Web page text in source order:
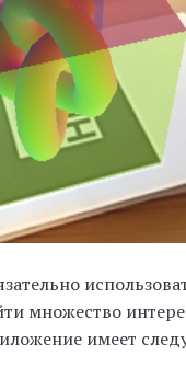
множество
имеет